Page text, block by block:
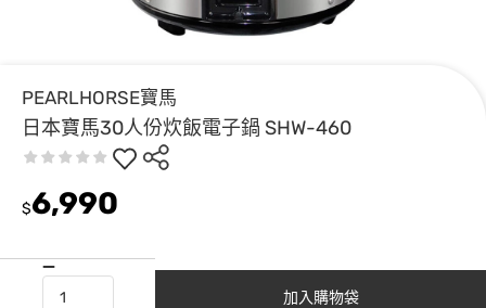
PEARLHORSE寶馬
日本寶馬30人份炊飯電子鍋 SHW-460
$6,990
加入購物袋